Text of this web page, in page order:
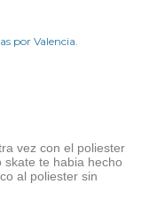
por Valencia.
vez con el poliester
skate te habia hecho
al poliester sin